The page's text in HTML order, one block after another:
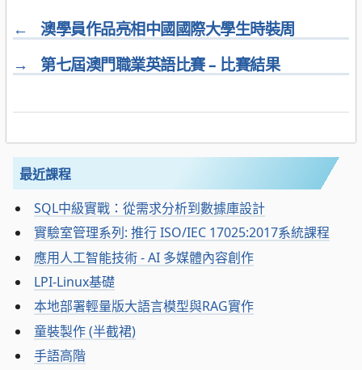
←
澳學員作品亮相中國國際大學生時裝周
→
第七屆澳門職業英語比賽 – 比賽結果
最近課程
SQL中級實戰：從需求分析到數據庫設計
實驗室管理系列: 推行 ISO/IEC 17025:2017系統課程
應用人工智能技術 - AI 多媒體內容創作
LPI-Linux基礎
本地部署輕量版大語言模型與RAG實作
童裝製作 (半截裙)
手語高階